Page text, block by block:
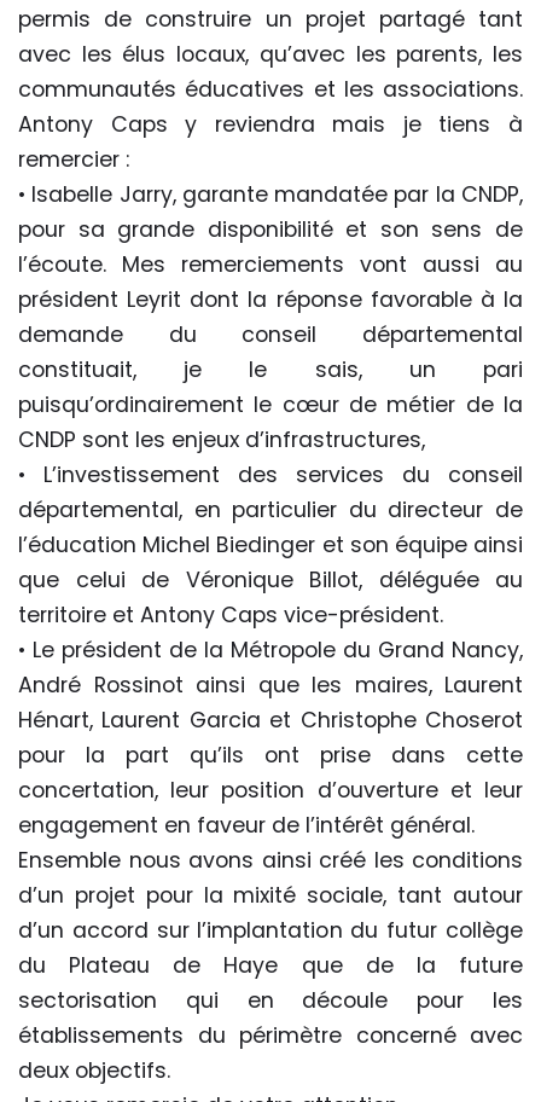
permis de construire un projet partagé tant
avec les élus locaux, qu’avec les parents, les
communautés éducatives et les associations.
Antony Caps y reviendra mais je tiens à
remercier :
• Isabelle Jarry, garante mandatée par la CNDP,
pour sa grande disponibilité et son sens de
l’écoute. Mes remerciements vont aussi au
président Leyrit dont la réponse favorable à la
demande du conseil départemental
constituait, je le sais, un pari
puisqu’ordinairement le cœur de métier de la
CNDP sont les enjeux d’infrastructures,
• L’investissement des services du conseil
départemental, en particulier du directeur de
l’éducation Michel Biedinger et son équipe ainsi
que celui de Véronique Billot, déléguée au
territoire et Antony Caps vice-président.
• Le président de la Métropole du Grand Nancy,
André Rossinot ainsi que les maires, Laurent
Hénart, Laurent Garcia et Christophe Choserot
pour la part qu’ils ont prise dans cette
concertation, leur position d’ouverture et leur
engagement en faveur de l’intérêt général.
Ensemble nous avons ainsi créé les conditions
d’un projet pour la mixité sociale, tant autour
d’un accord sur l’implantation du futur collège
du Plateau de Haye que de la future
sectorisation qui en découle pour les
établissements du périmètre concerné avec
deux objectifs.